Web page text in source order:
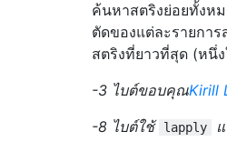
ค้นหาสตริงย่อยทั้งห
ตัดของแต่ละรายกา
สตริงที่ยาวที่สุด (หนึ่ง
-3 ไบต์ขอบคุณKirill
-8 ไบต์ใช้
lapply